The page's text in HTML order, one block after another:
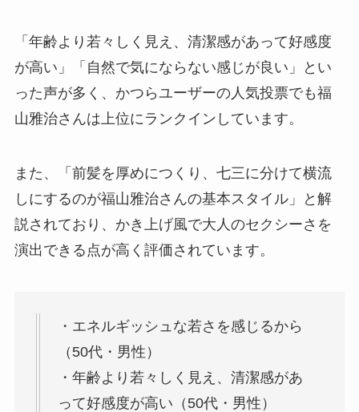
「年齢より若々しく見え、清潔感があって好感度
が高い」「自然で気にならない感じが良い」とい
った声が多く、かつらユーザーの人気投票でも福
山雅治さんは上位にランクインしています。
また、「前髪を厚めにつくり、七三に分けて横流
しにするのが福山雅治さんの基本スタイル」と解
説されており、かき上げ風で大人のセクシーさを
演出できる点が高く評価されています。
・エネルギッシュな若さを感じるから
（50代・男性）
・年齢より若々しく見え、清潔感があ
って好感度が高い（50代・男性）